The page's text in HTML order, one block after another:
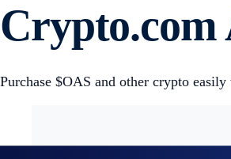
Crypto.com
Purchase $OAS and other crypto